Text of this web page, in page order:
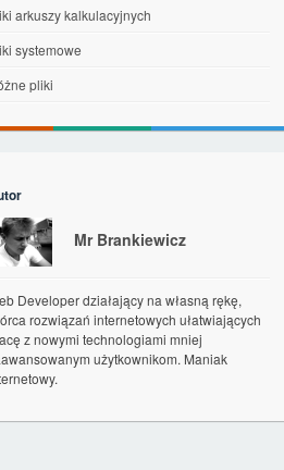
arkuszy kalkulacyjnych
systemowe
pliki
Mr Brankiewicz
Developer działający na własną rękę,
rozwiązań internetowych ułatwiających
z nowymi technologiami mniej
użytkownikom. Maniak